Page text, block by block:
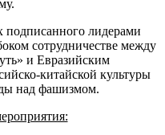
подписанного лидерами
сотрудничестве между
и Евразийским
китайской культуры
над фашизмом.